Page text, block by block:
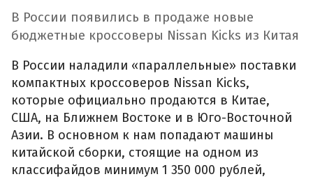
В России появились в продаже новые
бюджетные кроссоверы Nissan Kicks из Китая
В России наладили «параллельные» поставки
компактных кроссоверов Nissan Kicks,
которые официально продаются в Китае,
США, на Ближнем Востоке и в Юго-Восточной
Азии. В основном к нам попадают машины
китайской сборки, стоящие на одном из
классифайдов минимум 1 350 000 рублей,